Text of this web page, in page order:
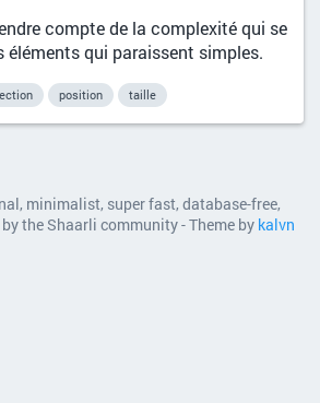
compte de la complexité qui se
éléments qui paraissent simples.
position taille
minimalist, super fast, database-free,
the Shaarli community - Theme by kalvn